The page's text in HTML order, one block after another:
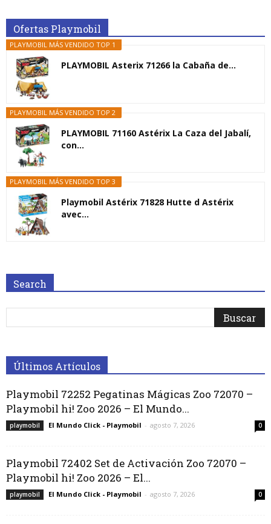
Ofertas Playmobil
PLAYMOBIL MÁS VENDIDO TOP 1
PLAYMOBIL Asterix 71266 la Cabaña de...
PLAYMOBIL MÁS VENDIDO TOP 2
PLAYMOBIL 71160 Astérix La Caza del Jabalí,
con...
PLAYMOBIL MÁS VENDIDO TOP 3
Playmobil Astérix 71828 Hutte d Astérix
avec...
Search
Últimos Artículos
Playmobil 72252 Pegatinas Mágicas Zoo 72070 –
Playmobil hi! Zoo 2026 – El Mundo...
playmobil El Mundo Click - Playmobil - agosto 7, 2026 0
Playmobil 72402 Set de Activación Zoo 72070 –
Playmobil hi! Zoo 2026 – El...
playmobil El Mundo Click - Playmobil - agosto 7, 2026 0